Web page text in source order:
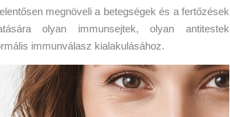
megnöveli a betegségek és a fertőzések
olyan immunsejtek, olyan antitestek
immunválasz kialakulásához.